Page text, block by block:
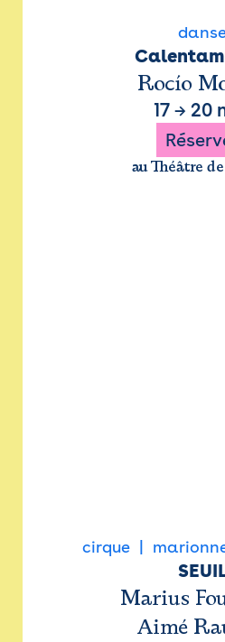
Rocío
17→ 20
au Théâtre
cirque
Marius
Aimé